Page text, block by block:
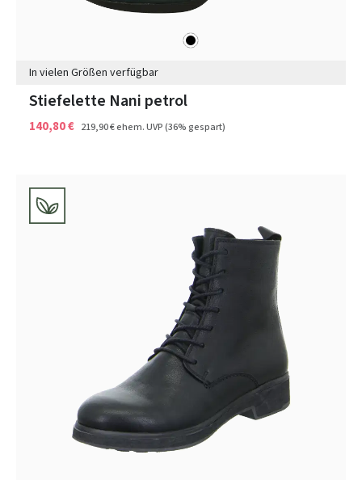
schwarz
In vielen Größen verfügbar
Stiefelette Nani petrol
140,80 € 219,90 €ehem. UVP(36% gespart)